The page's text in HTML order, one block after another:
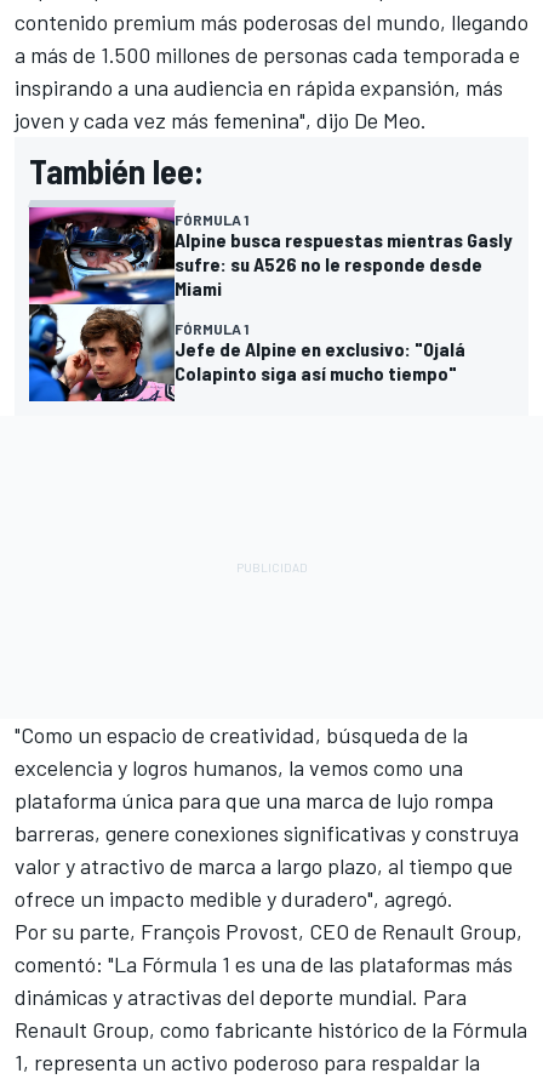
contenido premium más poderosas del mundo, llegando
a más de 1.500 millones de personas cada temporada e
inspirando a una audiencia en rápida expansión, más
joven y cada vez más femenina", dijo De Meo.
También lee:
FÓRMULA 1
Alpine busca respuestas mientras Gasly
sufre: su A526 no le responde desde
Miami
FÓRMULA 1
Jefe de Alpine en exclusivo: "Ojalá
Colapinto siga así mucho tiempo"
"Como un espacio de creatividad, búsqueda de la
excelencia y logros humanos, la vemos como una
plataforma única para que una marca de lujo rompa
barreras, genere conexiones significativas y construya
valor y atractivo de marca a largo plazo, al tiempo que
ofrece un impacto medible y duradero", agregó.
Por su parte, François Provost, CEO de Renault Group,
comentó: "La Fórmula 1 es una de las plataformas más
dinámicas y atractivas del deporte mundial. Para
Renault Group, como fabricante histórico de la Fórmula
1, representa un activo poderoso para respaldar la